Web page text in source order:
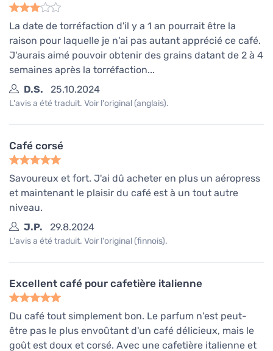
La date de torréfaction d'il y a 1 an pourrait être la
raison pour laquelle je n'ai pas autant apprécié ce café.
J'aurais aimé pouvoir obtenir des grains datant de 2 à 4
semaines après la torréfaction...
D.S.
25.10.2024
L'avis a été traduit. Voir l'original (anglais).
Café corsé
Savoureux et fort. J'ai dû acheter en plus un aéropress
et maintenant le plaisir du café est à un tout autre
niveau.
J.P.
29.8.2024
L'avis a été traduit. Voir l'original (finnois).
Excellent café pour cafetière italienne
Du café tout simplement bon. Le parfum n'est peut-
être pas le plus envoûtant d'un café délicieux, mais le
goût est doux et corsé. Avec une cafetière italienne et